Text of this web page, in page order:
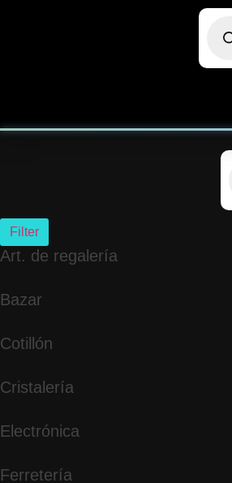
Filter
Art. de regalería
Bazar
Cotillón
Cristalería
Electrónica
Ferretería